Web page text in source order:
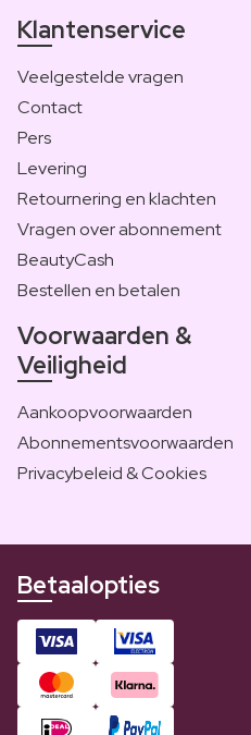
Klantenservice
Veelgestelde vragen
Contact
Pers
Levering
Retournering en klachten
Vragen over abonnement
BeautyCash
Bestellen en betalen
Voorwaarden &
Veiligheid
Aankoopvoorwaarden
Abonnementsvoorwaarden
Privacybeleid & Cookies
Betaalopties